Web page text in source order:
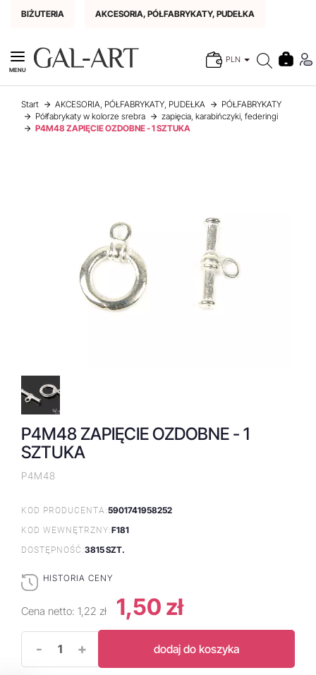
BIŻUTERIA AKCESORIA, PÓŁFABRYKATY, PUDEŁKA
PLN
MENU
Start AKCESORIA, PÓŁFABRYKATY, PUDEŁKA
PÓŁFABRYKATY
Półfabrykaty w kolorze srebra
zapięcia, karabińczyki, federingi
P4M48 ZAPIĘCIE OZDOBNE - 1 SZTUKA
P4M48 ZAPIĘCIE OZDOBNE - 1
SZTUKA
P4M48
KOD PRODUCENTA:5901741958252
KOD WEWNĘTRZNY:F181
DOSTĘPNOŚĆ:3815 SZT.
HISTORIA CENY
Cena netto: 1,22 zł 1,50 zł
- + dodaj do koszyka